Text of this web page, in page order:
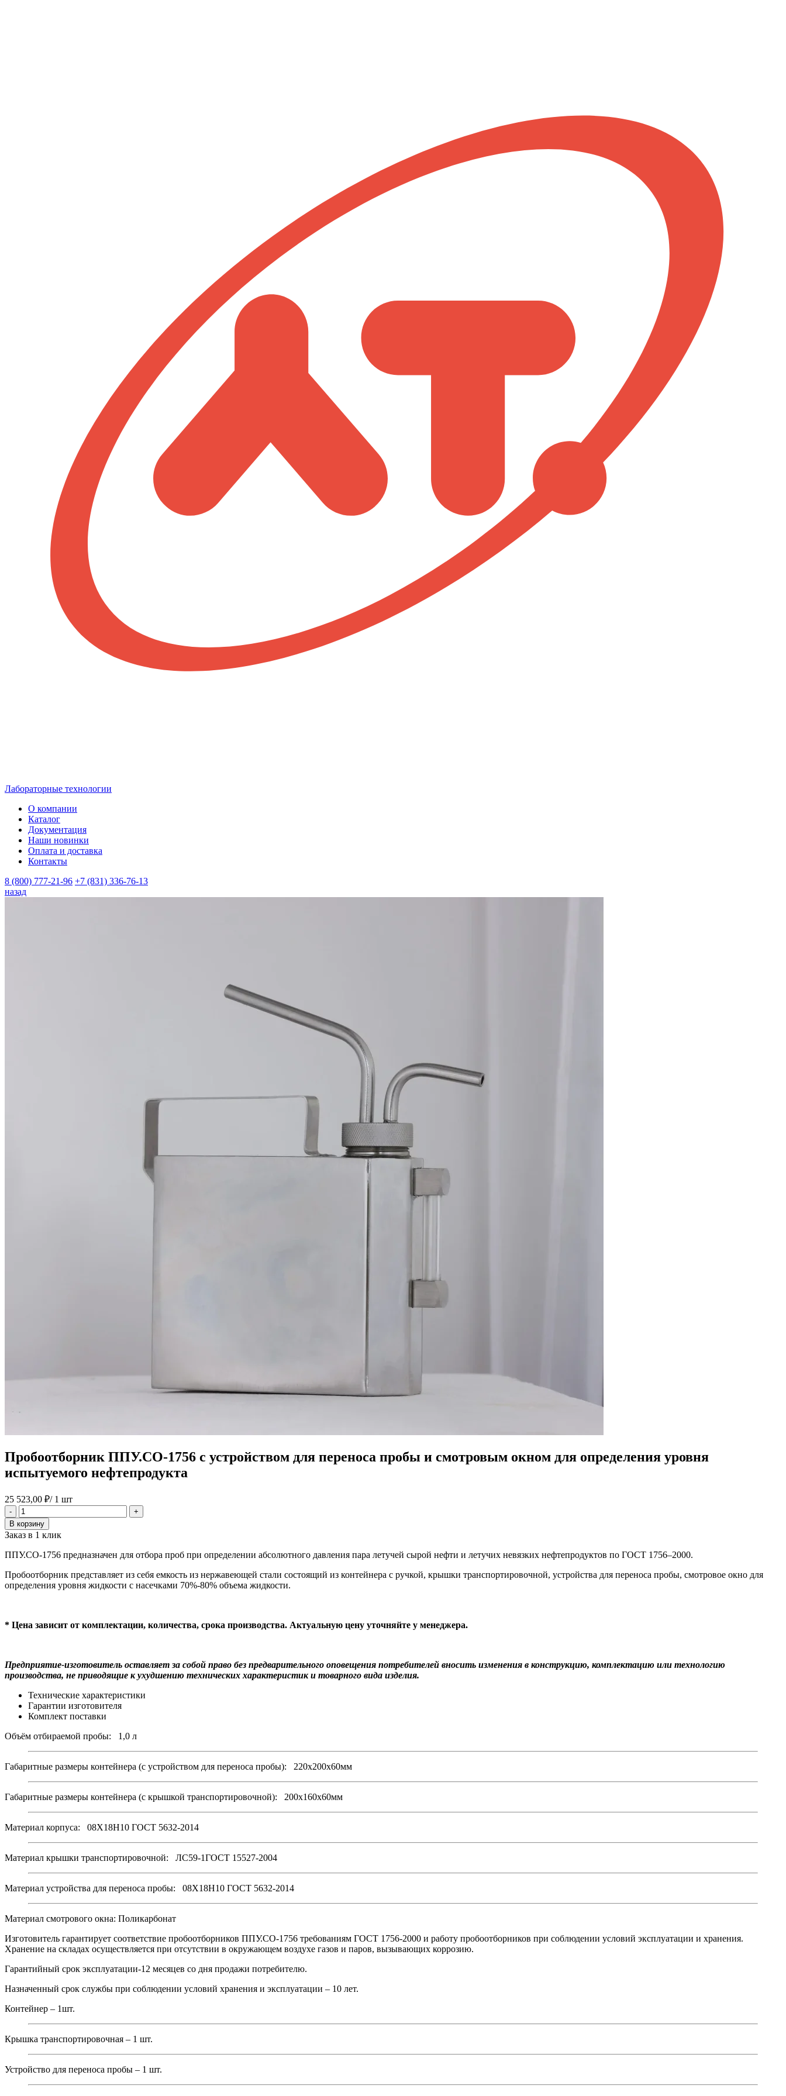
Лабораторные технологии
О компании
Каталог
Документация
Наши новинки
Оплата и доставка
Контакты
8 (800) 777-21-96 +7 (831) 336-76-13
назад
Пробоотборник ППУ.СО-1756 с устройством для переноса пробы и смотровым окном для определения уровня
испытуемого нефтепродукта
25 523,00 ₽/ 1 шт
-
Количество
товара
Пробоотборник
ППУ.СО-1756
с
устройством
для
переноса
окном
испытуемого
нефтепродукта
+
В корзину
Заказ в 1 клик
ППУ.СО-1756 предназначен для отбора проб при определении абсолютного давления пара летучей сырой нефти и летучих невязких нефтепродуктов по ГОСТ 1756–2000.
Пробоотборник представляет из себя емкость из нержавеющей стали состоящий из контейнера с ручкой, крышки транспортировочной, устройства для переноса пробы, смотровое окно для
определения уровня жидкости с насечками 70%-80% объема жидкости.
* Цена зависит от комплектации, количества, срока производства. Актуальную цену уточняйте у менеджера.
Предприятие-изготовитель оставляет за собой право без предварительного оповещения потребителей вносить изменения в конструкцию, комплектацию или технологию
производства, не приводящие к ухудшению технических характеристик и товарного вида изделия.
Технические характеристики
Гарантии изготовителя
Комплект поставки
Объём отбираемой пробы: 1,0 л
Габаритные размеры контейнера (с устройством для переноса пробы): 220х200х60мм
Габаритные размеры контейнера (с крышкой транспортировочной): 200х160х60мм
Материал корпуса: 08Х18Н10 ГОСТ 5632-2014
Материал крышки транспортировочной: ЛС59-1ГОСТ 15527-2004
Материал устройства для переноса пробы: 08Х18Н10 ГОСТ 5632-2014
Материал смотрового окна: Поликарбонат
Изготовитель гарантирует соответствие пробоотборников ППУ.СО-1756 требованиям ГОСТ 1756-2000 и работу пробоотборников при соблюдении условий эксплуатации и хранения.
Хранение на складах осуществляется при отсутствии в окружающем воздухе газов и паров, вызывающих коррозию.
Гарантийный срок эксплуатации-12 месяцев со дня продажи потребителю.
Назначенный срок службы при соблюдении условий хранения и эксплуатации – 10 лет.
Контейнер – 1шт.
Крышка транспортировочная – 1 шт.
Устройство для переноса пробы – 1 шт.